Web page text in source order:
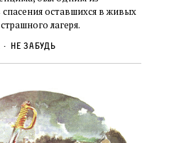
оставшихся в живых
лагеря.
Не забудь